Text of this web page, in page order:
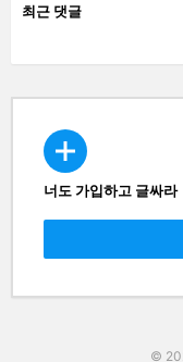
최근 댓글
CREATE
너도 가입하고 글싸라
©